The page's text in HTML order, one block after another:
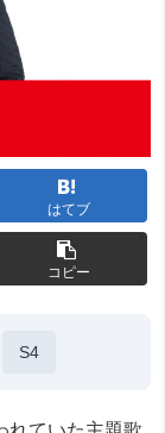
はてブ
コピー
S4